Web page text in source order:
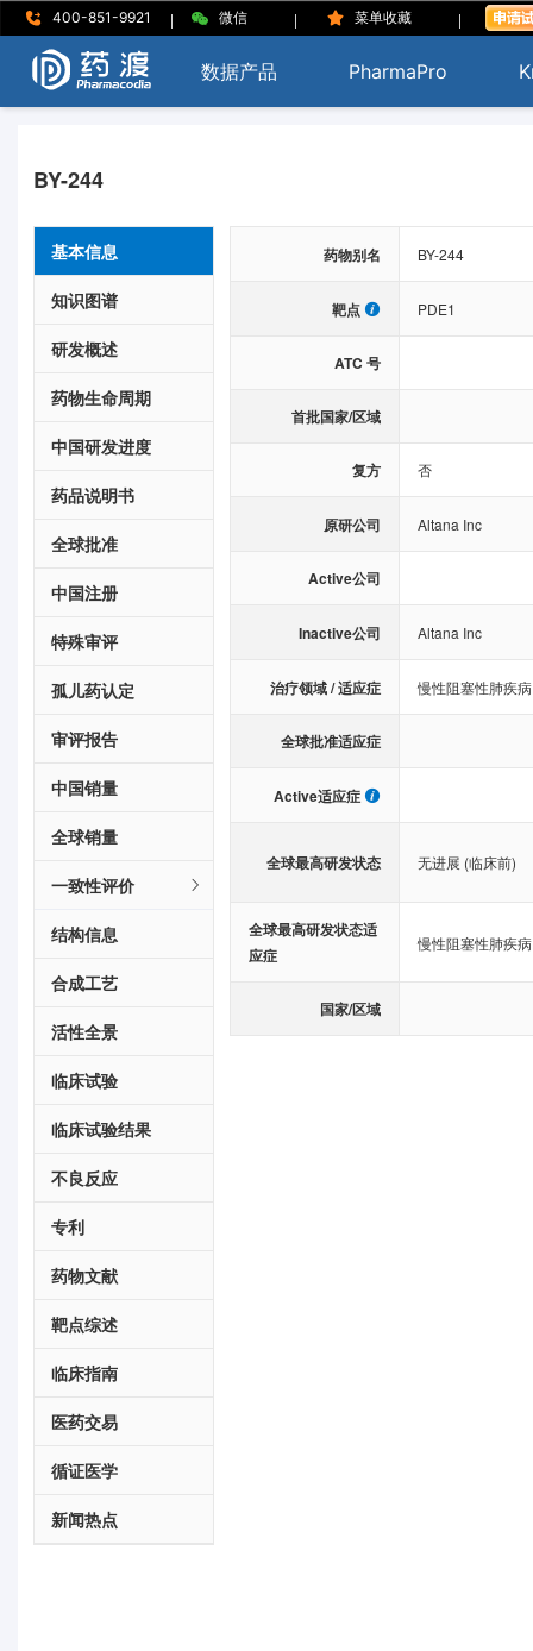
400-851-9921 | 微信 | 菜单收藏 |
数据产品 PharmaPro
BY-244
基本信息
知识图谱
研发概述
药物生命周期
中国研发进度
药品说明书
全球批准
中国注册
特殊审评
孤儿药认定
审评报告
中国销量
全球销量
一致性评价
结构信息
合成工艺
活性全景
临床试验
临床试验结果
不良反应
专利
药物文献
靶点综述
临床指南
医药交易
循证医学
新闻热点
药物别名 BY-244
靶点 PDE1
ATC 号
首批国家/区域
复方 否
原研公司 Altana Inc
Active公司
Inactive公司 Altana Inc
治疗领域 / 适应症 慢性阻塞性肺疾病
全球批准适应症
Active适应症
全球最高研发状态 无进展 (临床前)
全球最高研发状态适
应症
慢性阻塞性肺疾病
国家/区域